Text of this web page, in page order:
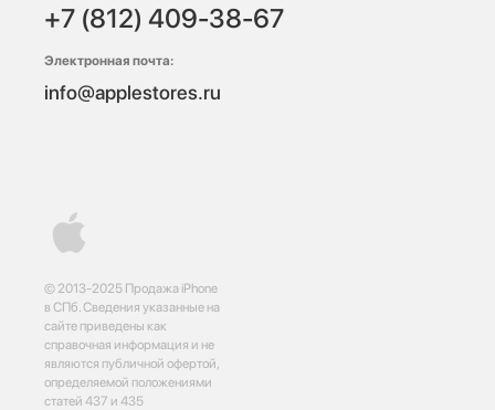
© 2013-2025 Продажа iPhone
в СПб. Сведения указанные на
сайте приведены как
справочная информация и не
являются публичной офертой,
определяемой положениями
статей 437 и 435
+7 (812) 409-38-67
Электронная почта:
info@applestores.ru